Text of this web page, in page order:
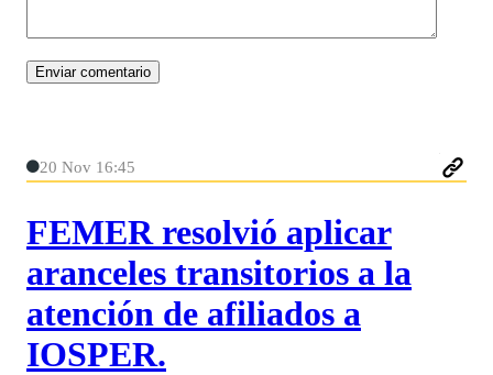
20 Nov 16:45
FEMER resolvió aplicar
aranceles transitorios a la
atención de afiliados a
IOSPER.